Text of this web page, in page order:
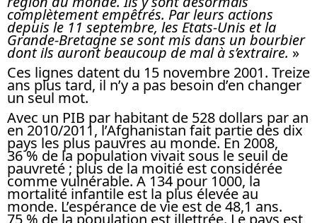
complètement empêtrés. Par leurs actions
depuis le 11 septembre, les Etats-Unis et la
Grande-Bretagne se sont mis dans un bourbier
dont ils auront beaucoup de mal à s’extraire. »
Ces lignes datent du 15 novembre 2001. Treize
ans plus tard, il n’y a pas besoin d’en changer
un seul mot.
Avec un PIB par habitant de 528 dollars par an
en 2010/2011, l’Afghanistan fait partie des dix
pays les plus pauvres au monde. En 2008,
36 % de la population vivait sous le seuil de
pauvreté ; plus de la moitié est considérée
comme vulnérable. A 134 pour 1000, la
mortalité infantile est la plus élevée au
monde. L’espérance de vie est de 48,1 ans.
75 % de la population est illettrée. Le pays est